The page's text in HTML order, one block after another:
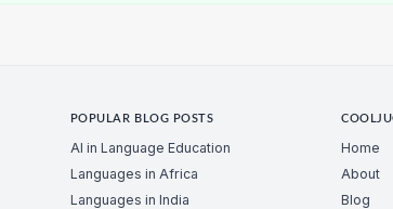
POPULAR BLOG POSTS
AI in Language Education
Languages in Africa
Languages in India
Home
About
Blog